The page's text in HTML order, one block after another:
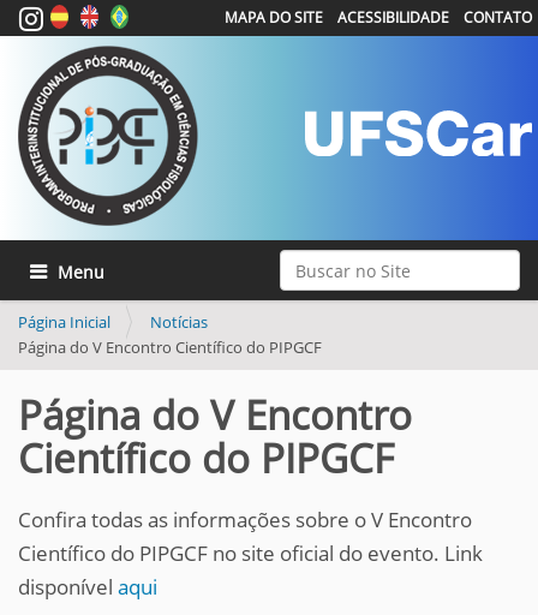
Busca Avançada…
MAPA DO SITE ACESSIBILIDADE CONTATO
Toggle navigation
Página Inicial
Notícias
Página do V Encontro Científico do PIPGCF
Página do V Encontro
Científico do PIPGCF
Confira todas as informações sobre o V Encontro
Científico do PIPGCF no site oficial do evento. Link
disponível aqui